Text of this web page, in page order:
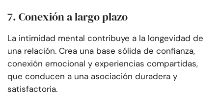
7. Conexión a largo plazo
La intimidad mental contribuye a la longevidad de
una relación. Crea una base sólida de confianza,
conexión emocional y experiencias compartidas,
que conducen a una asociación duradera y
satisfactoria.